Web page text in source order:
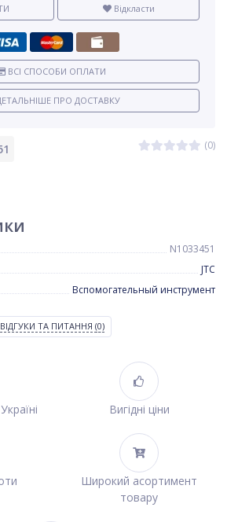
(0)
Відкласти
ВСІ СПОСОБИ ОПЛАТИ
ПРО ДОСТАВКУ
N1033451
JTC
Вспомогательный инструмент
ВІДГУКИ ТА ПИТАННЯ (0)
Вигідні ціни
Широкий асортимент
товару